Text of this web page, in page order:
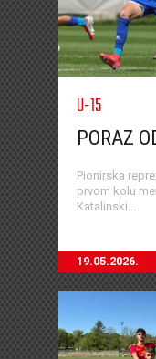
U-15
PORAZ
Pionirska
prvom kolu
Katalinski...
19.05.2026.